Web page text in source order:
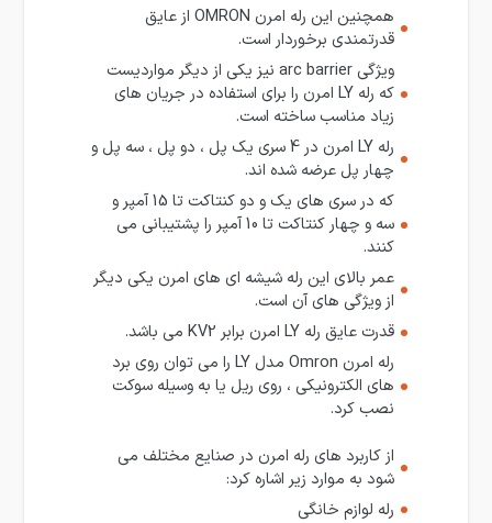
همچنین این رله امرن OMRON از عایق
قدرتمندی برخوردار است.
ویژگی arc barrier نیز یکی از دیگر مواردیست
که رله LY امرن را برای استفاده در جریان های
زیاد مناسب ساخته است.
رله LY امرن در 4 سری یک پل ، دو پل ، سه پل و
چهار پل عرضه شده اند.
که در سری های یک و دو کنتاکت تا 15 آمپر و
سه و چهار کنتاکت تا 10 آمپر را پشتیبانی می
کنند.
عمر بالای این رله شیشه ای های امرن یکی دیگر
از ویژگی های آن است.
قدرت عایق رله LY امرن برابر KV2 می باشد.
رله امرن Omron مدل LY را می توان روی برد
های الکترونیکی ، روی ریل یا به وسیله سوکت
نصب کرد.
از کاربرد های رله امرن در صنایع مختلف می
شود به موارد زیر اشاره کرد:
رله لوازم خانگی